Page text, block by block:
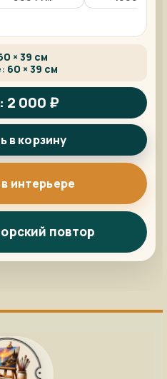
× 39 см
60 × 39 см
2 000 ₽
в корзину
интерьере
повтор